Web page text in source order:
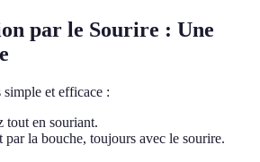
par le Sourire : Une
et efficace :
tout en souriant.
par la bouche, toujours avec le sourire.